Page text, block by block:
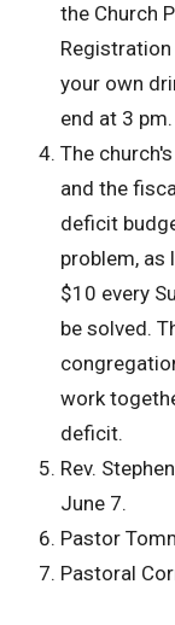
the Church
your own
end at 3 pm.
The
and the
deficit
problem, as
$10 every
be solved.
work
deficit.
Rev.
June 7.
Pastor
Pastoral